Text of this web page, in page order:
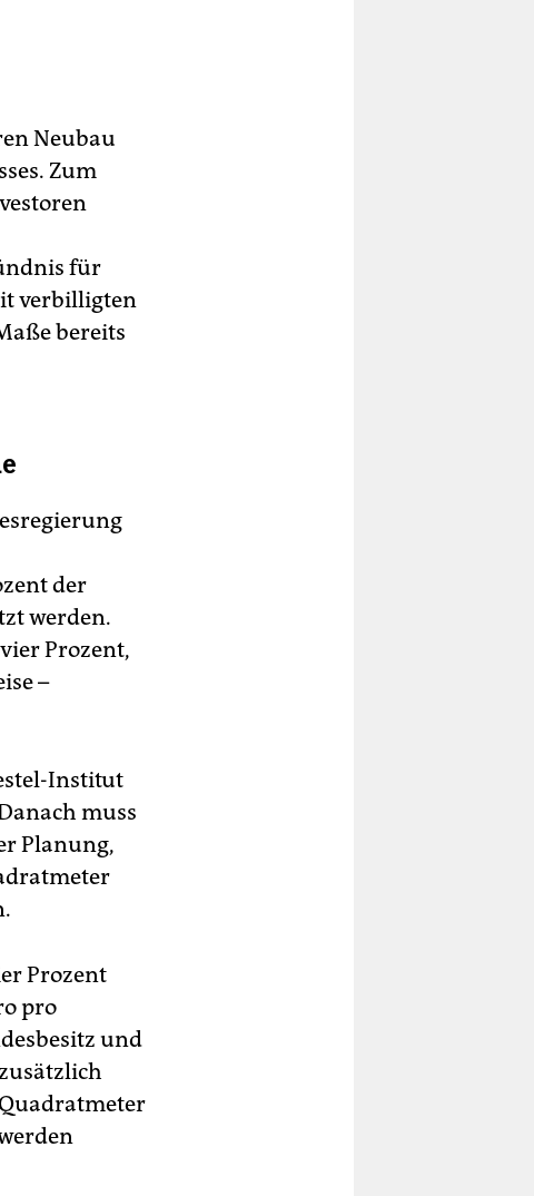
Neubau
Zum
für
verbilligten
bereits
der
werden.
Prozent,
–
Institut
muss
Planung,
Prozent
pro
und